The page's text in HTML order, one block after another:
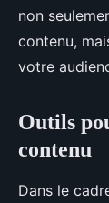
non
contenu,
votre
Outils
contenu
Dans le